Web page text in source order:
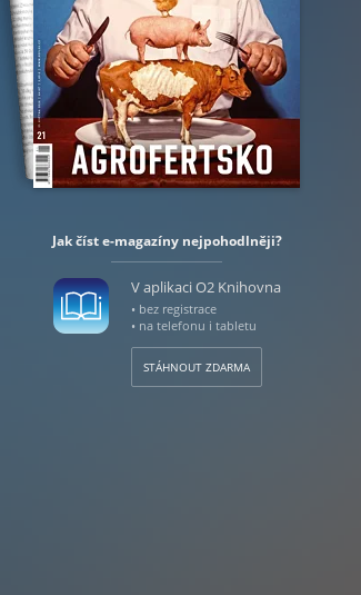
Jak číst e-magazíny nejpohodlněji?
V aplikaci O2 Knihovna
• bez registrace
• na telefonu i tabletu
STÁHNOUT ZDARMA